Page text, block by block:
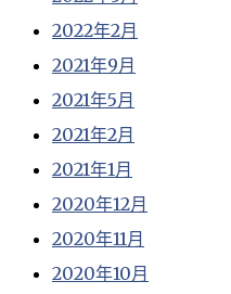
2022年2月
2021年9月
2021年5月
2021年2月
2021年1月
2020年12月
2020年11月
2020年10月